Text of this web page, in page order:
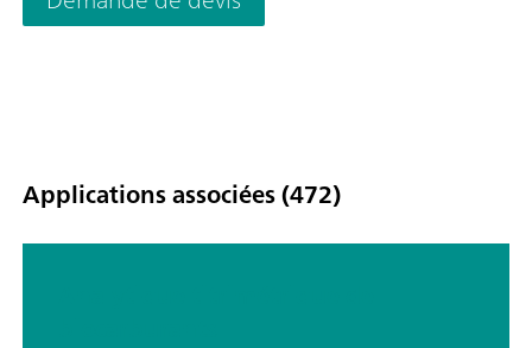
Applications associées (472)